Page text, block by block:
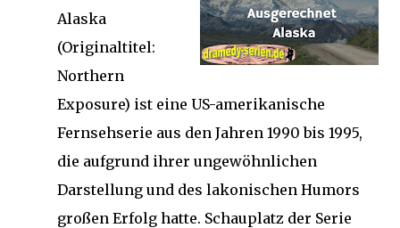
Alaska
(Originaltitel:
Northern
Exposure) ist eine US-amerikanische
Fernsehserie aus den Jahren 1990 bis 1995,
die aufgrund ihrer ungewöhnlichen
Darstellung und des lakonischen Humors
großen Erfolg hatte. Schauplatz der Serie